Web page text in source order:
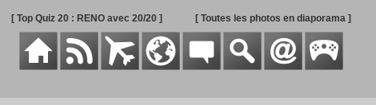
[ Top Quiz 20 : RENO avec 20/20 ] [ Toutes les photos en diaporama ]